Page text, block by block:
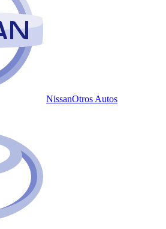
NissanOtros Autos